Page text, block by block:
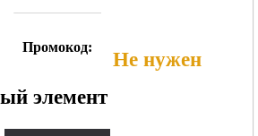
Промокод:
Не нужен